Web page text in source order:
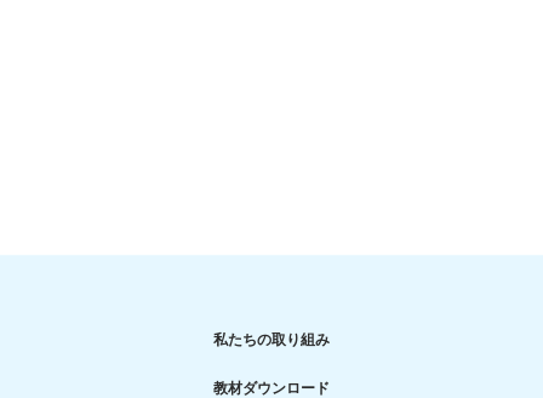
私たちの取り組み
教材ダウンロード